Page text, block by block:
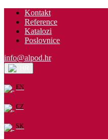
Kontakt
Reference
Katalozi
Poslovnice
info@alpod.hr
EN
CZ
SK